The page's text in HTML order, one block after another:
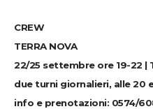
CREW
TERRA NOVA
22/25 settembre ore 19-22 |
due turni giornalieri, alle 20
info e prenotazioni: 0574/